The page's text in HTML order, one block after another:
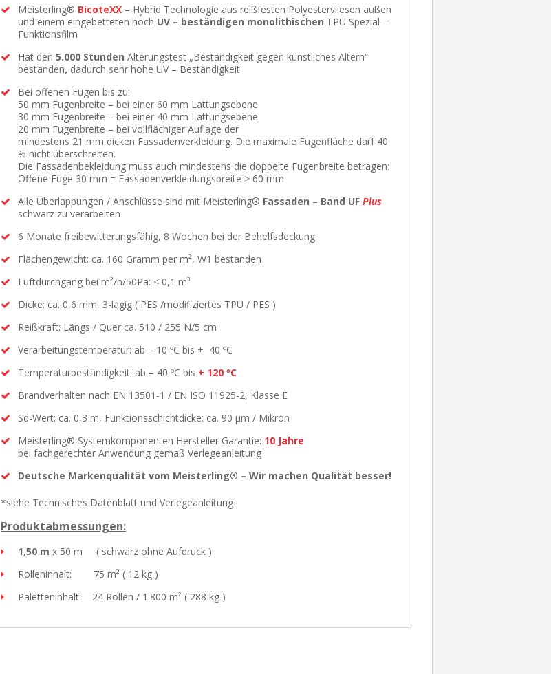
Meisterling® BicoteXX – Hybrid Technologie aus reißfesten Polyestervliesen außen
und einem eingebetteten hoch UV – beständigen monolithischen TPU Spezial –
Funktionsfilm
Hat den 5.000 Stunden Alterungstest „Beständigkeit gegen künstliches Altern“
bestanden, dadurch sehr hohe UV – Beständigkeit
Bei offenen Fugen bis zu:
50 mm Fugenbreite – bei einer 60 mm Lattungsebene
30 mm Fugenbreite – bei einer 40 mm Lattungsebene
20 mm Fugenbreite – bei vollflächiger Auflage der
mindestens 21 mm dicken Fassadenverkleidung. Die maximale Fugenfläche darf 40
% nicht überschreiten.
Die Fassadenbekleidung muss auch mindestens die doppelte Fugenbreite betragen:
Offene Fuge 30 mm = Fassadenverkleidungsbreite > 60 mm
Alle Überlappungen / Anschlüsse sind mit Meisterling® Fassaden – Band UF Plus
schwarz zu verarbeiten
6 Monate freibewitterungsfähig, 8 Wochen bei der Behelfsdeckung
Flächengewicht: ca. 160 Gramm per m², W1 bestanden
Luftdurchgang bei m²/h/50Pa: < 0,1 m³
Dicke: ca. 0,6 mm, 3-lagig ( PES /modifiziertes TPU / PES )
Reißkraft: Längs / Quer ca. 510 / 255 N/5 cm
Verarbeitungstemperatur: ab – 10 ºC bis + 40 ºC
Temperaturbeständigkeit: ab – 40 ºC bis + 120 ºC
Brandverhalten nach EN 13501-1 / EN ISO 11925-2, Klasse E
Sd-Wert: ca. 0,3 m, Funktionsschichtdicke: ca. 90 µm / Mikron
Meisterling® Systemkomponenten Hersteller Garantie: 10 Jahre
bei fachgerechter Anwendung gemäß Verlegeanleitung
Deutsche Markenqualität vom Meisterling® – Wir machen Qualität besser!
*siehe Technisches Datenblatt und Verlegeanleitung
Produktabmessungen:
1,50 m x 50 m ( schwarz ohne Aufdruck )
Rolleninhalt: 75 m² ( 12 kg )
Paletteninhalt: 24 Rollen / 1.800 m² ( 288 kg )